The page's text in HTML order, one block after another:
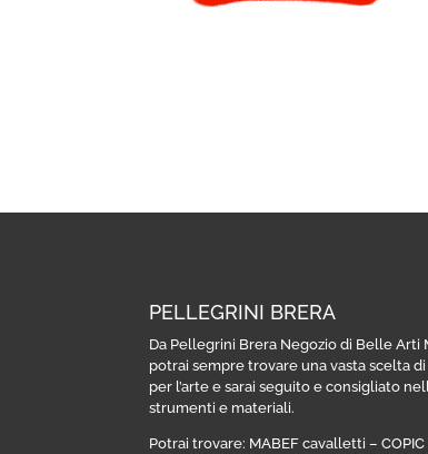
PELLEGRINI BRERA
Da Pellegrini Brera Negozio di Belle Arti
potrai sempre trovare una vasta scelta di
per l’arte e sarai seguito e consigliato
strumenti e materiali.
Potrai trovare: MABEF cavalletti –